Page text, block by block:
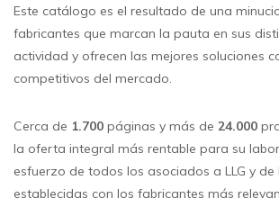
Este catálogo es el resultado de una
fabricantes que marcan la pauta en sus
actividad y ofrecen las mejores soluciones
competitivos del mercado.
Cerca de 1.700 páginas y más de 24.000
la oferta integral más rentable para su
esfuerzo de todos los asociados a LLG y de
establecidas con los fabricantes más